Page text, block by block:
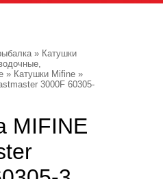
» Катушки
» Катушки Mifine »
3000F 60305-
MIFINE